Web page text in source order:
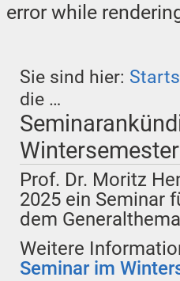
error while
Sie sind hier:
die …
Prof. Dr. Moritz
2025 ein Seminar
dem Generalthema
Weitere
Seminar im